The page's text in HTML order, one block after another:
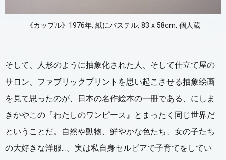
《カップル》1976年, 紙にパステル, 83 x 58cm, 個人蔵
そして、人形のように抽象化された人、そして仕立て屋の
サロン、ファブリックプリントを思い起こさせる抽象絵画
を見て思ったのが、日本の名作絵本の一冊である、にしま
きかやこの『わたしのワンピース』とまったく同じ世界だ
ということだ。自然や動物、鮮やかな色たち、女の子たち
の大好きな洋服…。実は私自身セルビアで子育てをしてい